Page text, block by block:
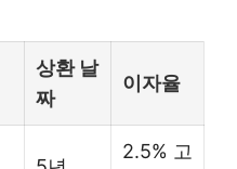
상환 날
짜
이자율
2.5% 고